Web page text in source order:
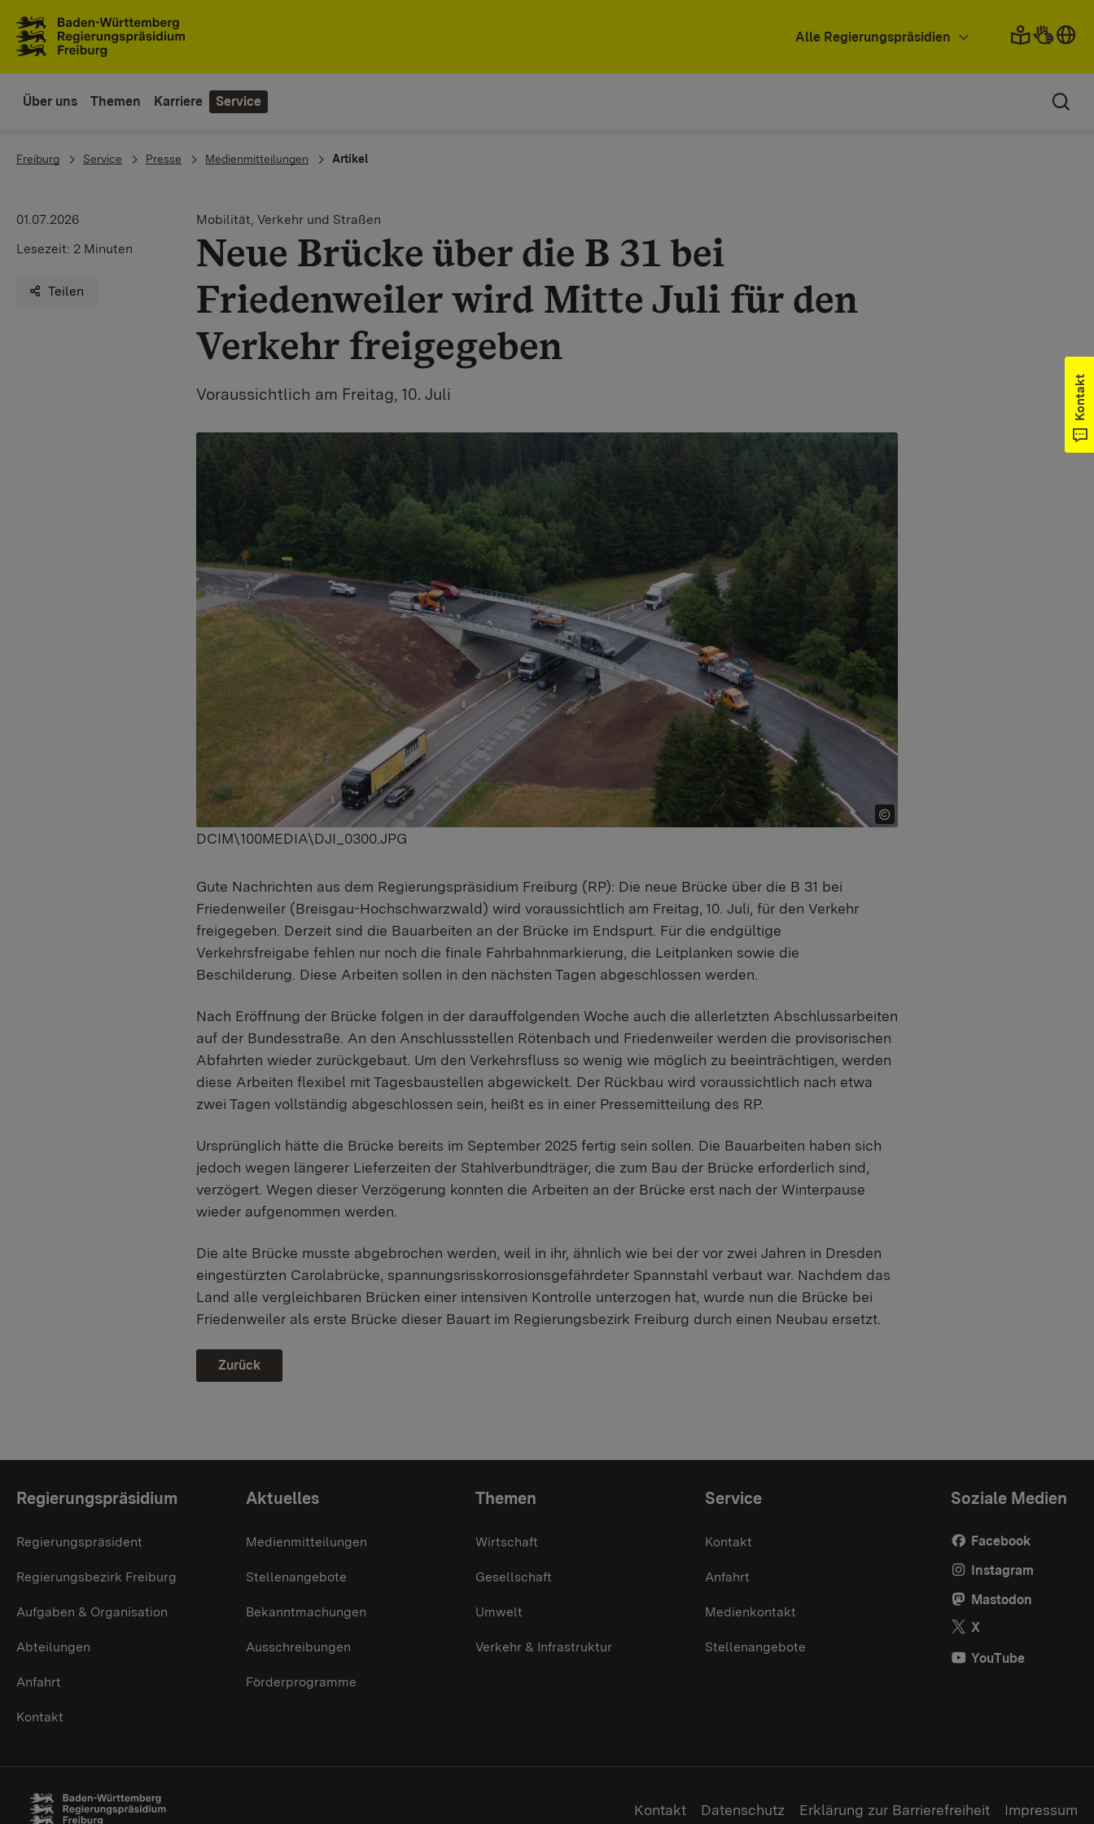
Alle Regierungspräsidien
Über uns Themen Karriere Service
You are here:
Freiburg Service Presse Medienmitteilungen Artikel
01.07.2026
Lesezeit: 2 Minuten
Teilen
Mobilität, Verkehr und Straßen
Neue Brücke über die B 31 bei
Friedenweiler wird Mitte Juli für den
Verkehr freigegeben
Voraussichtlich am Freitag, 10. Juli
DCIM\100MEDIA\DJI_0300.JPG
Gute Nachrichten aus dem Regierungspräsidium Freiburg (RP): Die neue Brücke über die B 31 bei
Friedenweiler (Breisgau-Hochschwarzwald) wird voraussichtlich am Freitag, 10. Juli, für den Verkehr
freigegeben. Derzeit sind die Bauarbeiten an der Brücke im Endspurt. Für die endgültige
Verkehrsfreigabe fehlen nur noch die finale Fahrbahnmarkierung, die Leitplanken sowie die
Beschilderung. Diese Arbeiten sollen in den nächsten Tagen abgeschlossen werden.
Nach Eröffnung der Brücke folgen in der darauffolgenden Woche auch die allerletzten Abschlussarbeiten
auf der Bundesstraße. An den Anschlussstellen Rötenbach und Friedenweiler werden die provisorischen
Abfahrten wieder zurückgebaut. Um den Verkehrsfluss so wenig wie möglich zu beeinträchtigen, werden
diese Arbeiten flexibel mit Tagesbaustellen abgewickelt. Der Rückbau wird voraussichtlich nach etwa
zwei Tagen vollständig abgeschlossen sein, heißt es in einer Pressemitteilung des RP.
Ursprünglich hätte die Brücke bereits im September 2025 fertig sein sollen. Die Bauarbeiten haben sich
jedoch wegen längerer Lieferzeiten der Stahlverbundträger, die zum Bau der Brücke erforderlich sind,
verzögert. Wegen dieser Verzögerung konnten die Arbeiten an der Brücke erst nach der Winterpause
wieder aufgenommen werden.
Die alte Brücke musste abgebrochen werden, weil in ihr, ähnlich wie bei der vor zwei Jahren in Dresden
eingestürzten Carolabrücke, spannungsrisskorrosionsgefährdeter Spannstahl verbaut war. Nachdem das
Land alle vergleichbaren Brücken einer intensiven Kontrolle unterzogen hat, wurde nun die Brücke bei
Friedenweiler als erste Brücke dieser Bauart im Regierungsbezirk Freiburg durch einen Neubau ersetzt.
Zurück
Kontakt
Themenübersicht
Regierungspräsidium
Regierungspräsident
Regierungsbezirk Freiburg
Aufgaben & Organisation
Abteilungen
Anfahrt
Kontakt
Aktuelles
Medienmitteilungen
Stellenangebote
Bekanntmachungen
Ausschreibungen
Förderprogramme
Themen
Wirtschaft
Gesellschaft
Umwelt
Verkehr & Infrastruktur
Service
Kontakt
Anfahrt
Medienkontakt
Stellenangebote
Soziale Medien
Facebook
Instagram
Mastodon
X
YouTube
Kontakt Datenschutz Erklärung zur Barrierefreiheit Impressum